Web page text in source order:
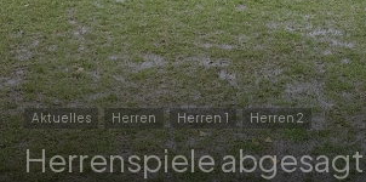
Aktuelles Herren Herren 1 Herren 2
Herrenspiele abgesagt